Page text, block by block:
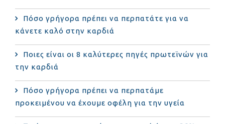
Πόσο γρήγορα πρέπει να περπατάτε για να
κάνετε καλό στην καρδιά
Ποιες είναι οι 8 καλύτερες πηγές πρωτεϊνών για
την καρδιά
Πόσο γρήγορα πρέπει να περπατάμε
προκειμένου να έχουμε οφέλη για την υγεία